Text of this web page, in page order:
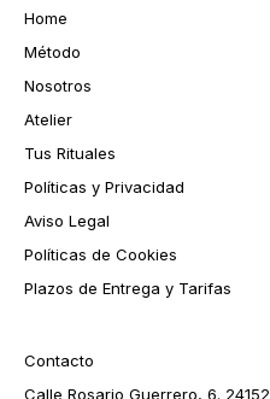
Home
Método
Nosotros
Atelier
Tus Rituales
Políticas y Privacidad
Aviso Legal
Políticas de Cookies
Plazos de Entrega y Tarifas
Contacto
Calle Rosario Guerrero, 6. 24152